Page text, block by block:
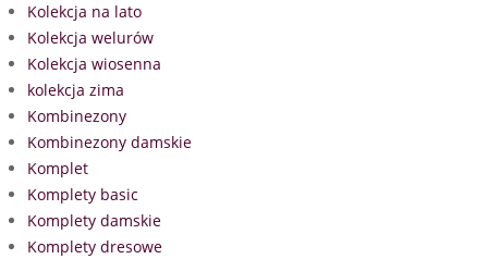
Kolekcja na lato
Kolekcja welurów
Kolekcja wiosenna
kolekcja zima
Kombinezony
Kombinezony damskie
Komplet
Komplety basic
Komplety damskie
Komplety dresowe